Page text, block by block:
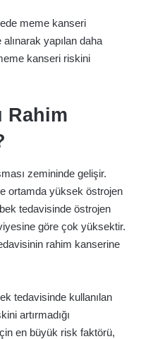
meme kanseri
yapılan daha
kanseri riskini
Rahim
zemininde gelişir.
ortamda yüksek östrojen
tedavisinde östrojen
göre çok yüksektir.
rahim kanserine
tedavisinde kullanılan
artırmadığı
en büyük risk faktörü,